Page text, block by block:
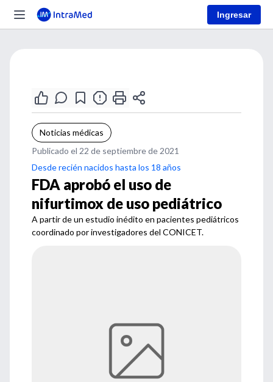
Ingresar
Noticias médicas
Publicado el 22 de septiembre de 2021
Desde recién nacidos hasta los 18 años
FDA aprobó el uso de
nifurtimox de uso pediátrico
A partir de un estudio inédito en pacientes pediátricos
coordinado por investigadores del CONICET.